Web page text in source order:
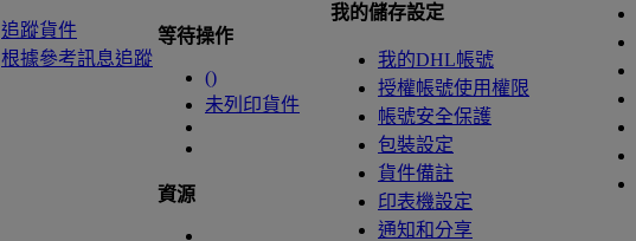
追蹤貨件
根據參考訊息追蹤
等待操作
()
未列印貨件
資源
我的儲存設定
我的DHL帳號
授權帳號使用權限
帳號安全保護
包裝設定
貨件備註
印表機設定
通知和分享